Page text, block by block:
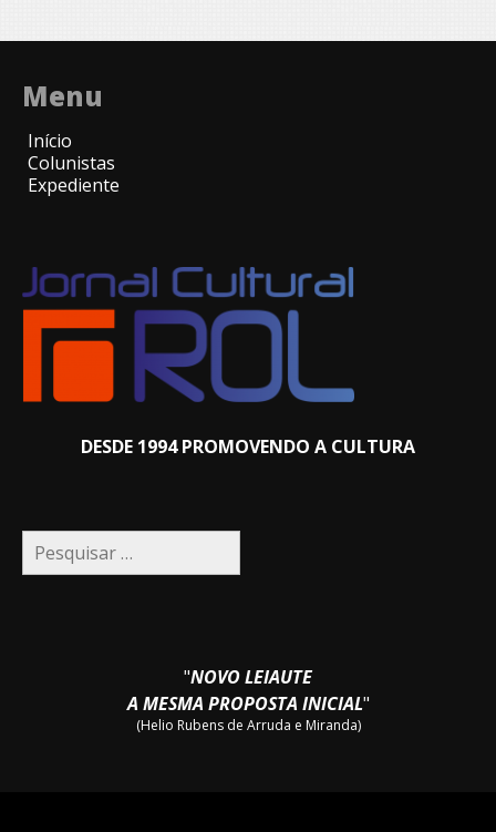
Menu
Início
Colunistas
Expediente
DESDE 1994 PROMOVENDO A CULTURA
Pesquisar
por:
"NOVO LEIAUTE
A MESMA PROPOSTA INICIAL"
(Helio Rubens de Arruda e Miranda)